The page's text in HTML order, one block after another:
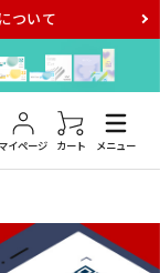
ついて
マイページ カート メニュー
メガネ